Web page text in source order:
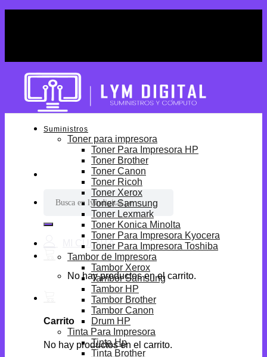
por:
No hay productos en el carrito.
Carrito
No hay productos en el carrito.
Suministros
Toner para impresora
Toner Para Impresora HP
Toner Brother
Toner Canon
Toner Ricoh
Toner Xerox
Toner Samsung
Toner Lexmark
Toner Konica Minolta
Toner Para Impresora Kyocera
Toner Para Impresora Toshiba
Tambor de Impresora
Tambor Xerox
Tambor Samsung
Tambor HP
Tambor Brother
Tambor Canon
Drum HP
Tinta Para Impresora
Tinta Hp
Tinta Brother